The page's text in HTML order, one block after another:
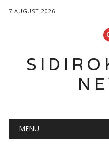
7 AUGUST 2026
Main menu
MENU